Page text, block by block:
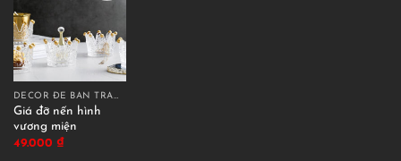
DECOR ĐỂ BÀN TRANG TRÍ
Giá đỡ nến hình
vương miện
49.000 ₫